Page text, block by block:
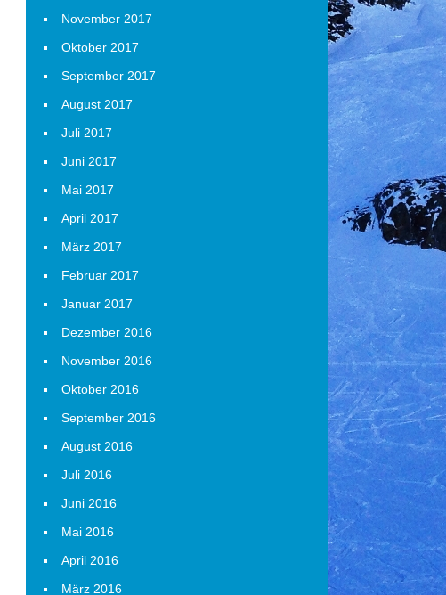
November 2017
Oktober 2017
September 2017
August 2017
Juli 2017
Juni 2017
Mai 2017
April 2017
März 2017
Februar 2017
Januar 2017
Dezember 2016
November 2016
Oktober 2016
September 2016
August 2016
Juli 2016
Juni 2016
Mai 2016
April 2016
März 2016